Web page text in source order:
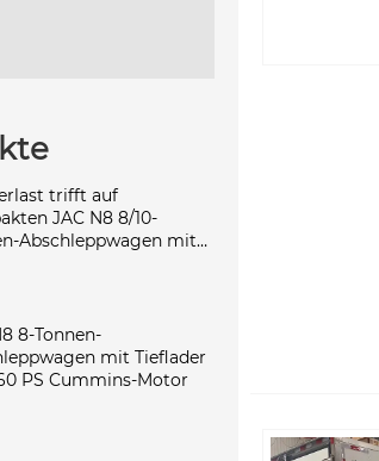
trifft auf
JAC N8 8/10-
Abschleppwagen mit
8-Tonnen-
mit Tieflader
PS Cummins-Motor